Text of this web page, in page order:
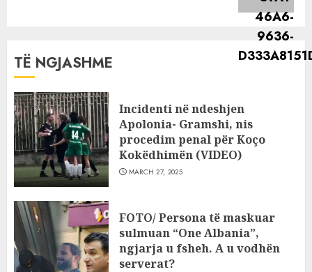
TË NGJASHME
Incidenti në ndeshjen
Apolonia- Gramshi, nis
procedim penal për Koço
Kokëdhimën (VIDEO)
MARCH 27, 2025
FOTO/ Persona të maskuar
sulmuan “One Albania”,
ngjarja u fsheh. A u vodhën
serverat?